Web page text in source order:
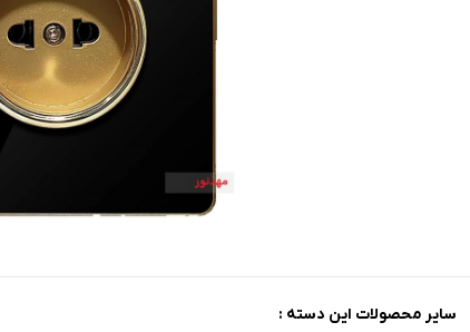
سایر محصولات این دسته :